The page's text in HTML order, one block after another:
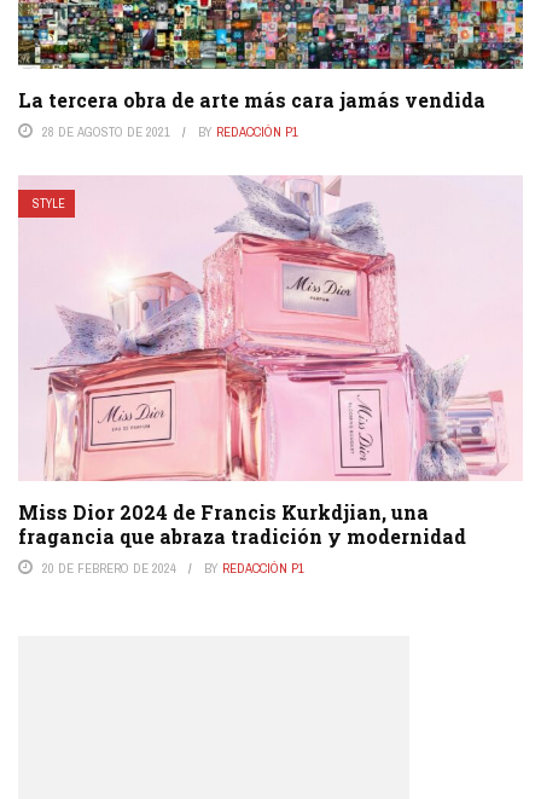
La tercera obra de arte más cara jamás vendida
28 DE AGOSTO DE 2021 BY REDACCIÓN P1
STYLE
Miss Dior 2024 de Francis Kurkdjian, una
fragancia que abraza tradición y modernidad
20 DE FEBRERO DE 2024 BY REDACCIÓN P1